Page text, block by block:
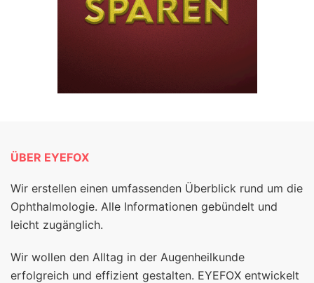
ÜBER EYEFOX
Wir erstellen einen umfassenden Überblick rund um die
Ophthalmologie. Alle Informationen gebündelt und
leicht zugänglich.
Wir wollen den Alltag in der Augenheilkunde
erfolgreich und effizient gestalten. EYEFOX entwickelt